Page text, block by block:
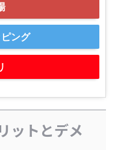
ング
ットとデメ